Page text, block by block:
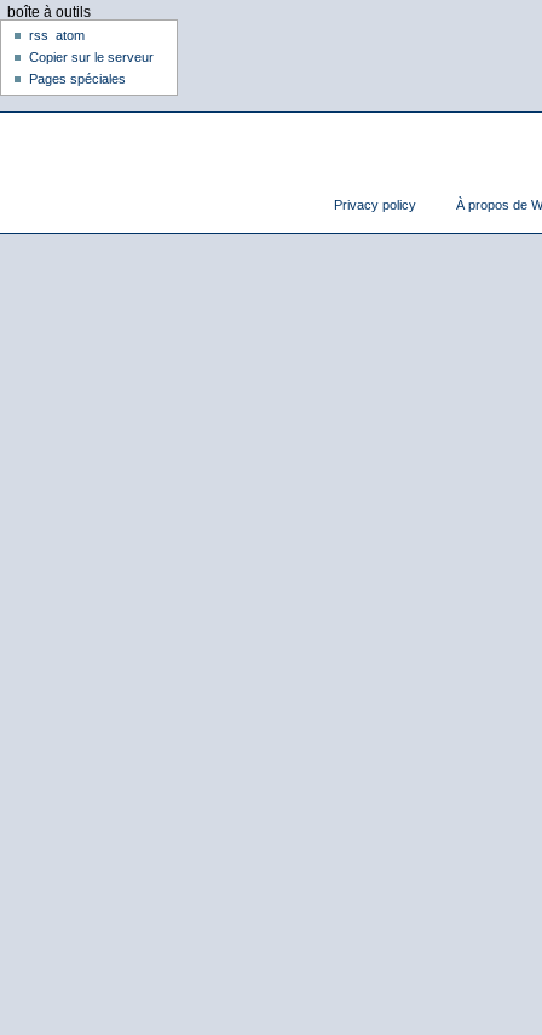
boîte à outils
rss
atom
Copier sur le serveur
Pages spéciales
Privacy policy À propos de